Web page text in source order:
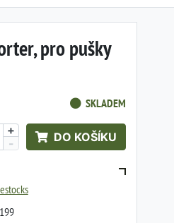
pro pušky
SKLADEM
+
-
DO KOŠÍKU